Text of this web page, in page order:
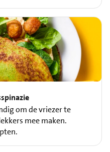
om de vriezer te
mee maken.